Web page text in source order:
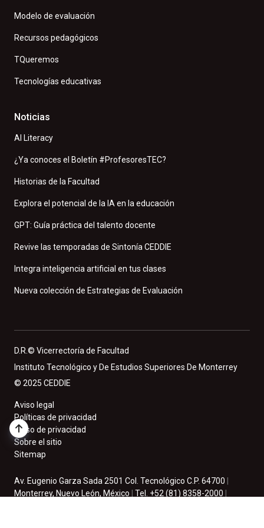
Modelo de evaluación
Recursos pedagógicos
TQueremos
Tecnologías educativas
Noticias
AI Literacy
¿Ya conoces el Boletín #ProfesoresTEC?
Historias de la Facultad
Explora el potencial de la IA en la educación
GPT: Guía práctica del talento docente
Revive las temporadas de Sintonía CEDDIE
Integra inteligencia artificial en tus clases
Nueva colección de Estrategias de Evaluación
D.R.© Vicerrectoría de Facultad
Instituto Tecnológico y De Estudios Superiores De Monterrey
© 2025 CEDDIE
Aviso legal
Políticas de privacidad
Aviso de privacidad
Sobre el sitio
Sitemap
Av. Eugenio Garza Sada 2501 Col. Tecnológico C.P. 64700
Monterrey, Nuevo León, México
Tel. +52 (81) 8358-2000